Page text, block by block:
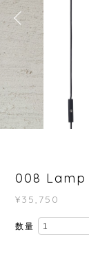
008
¥35,750
数量